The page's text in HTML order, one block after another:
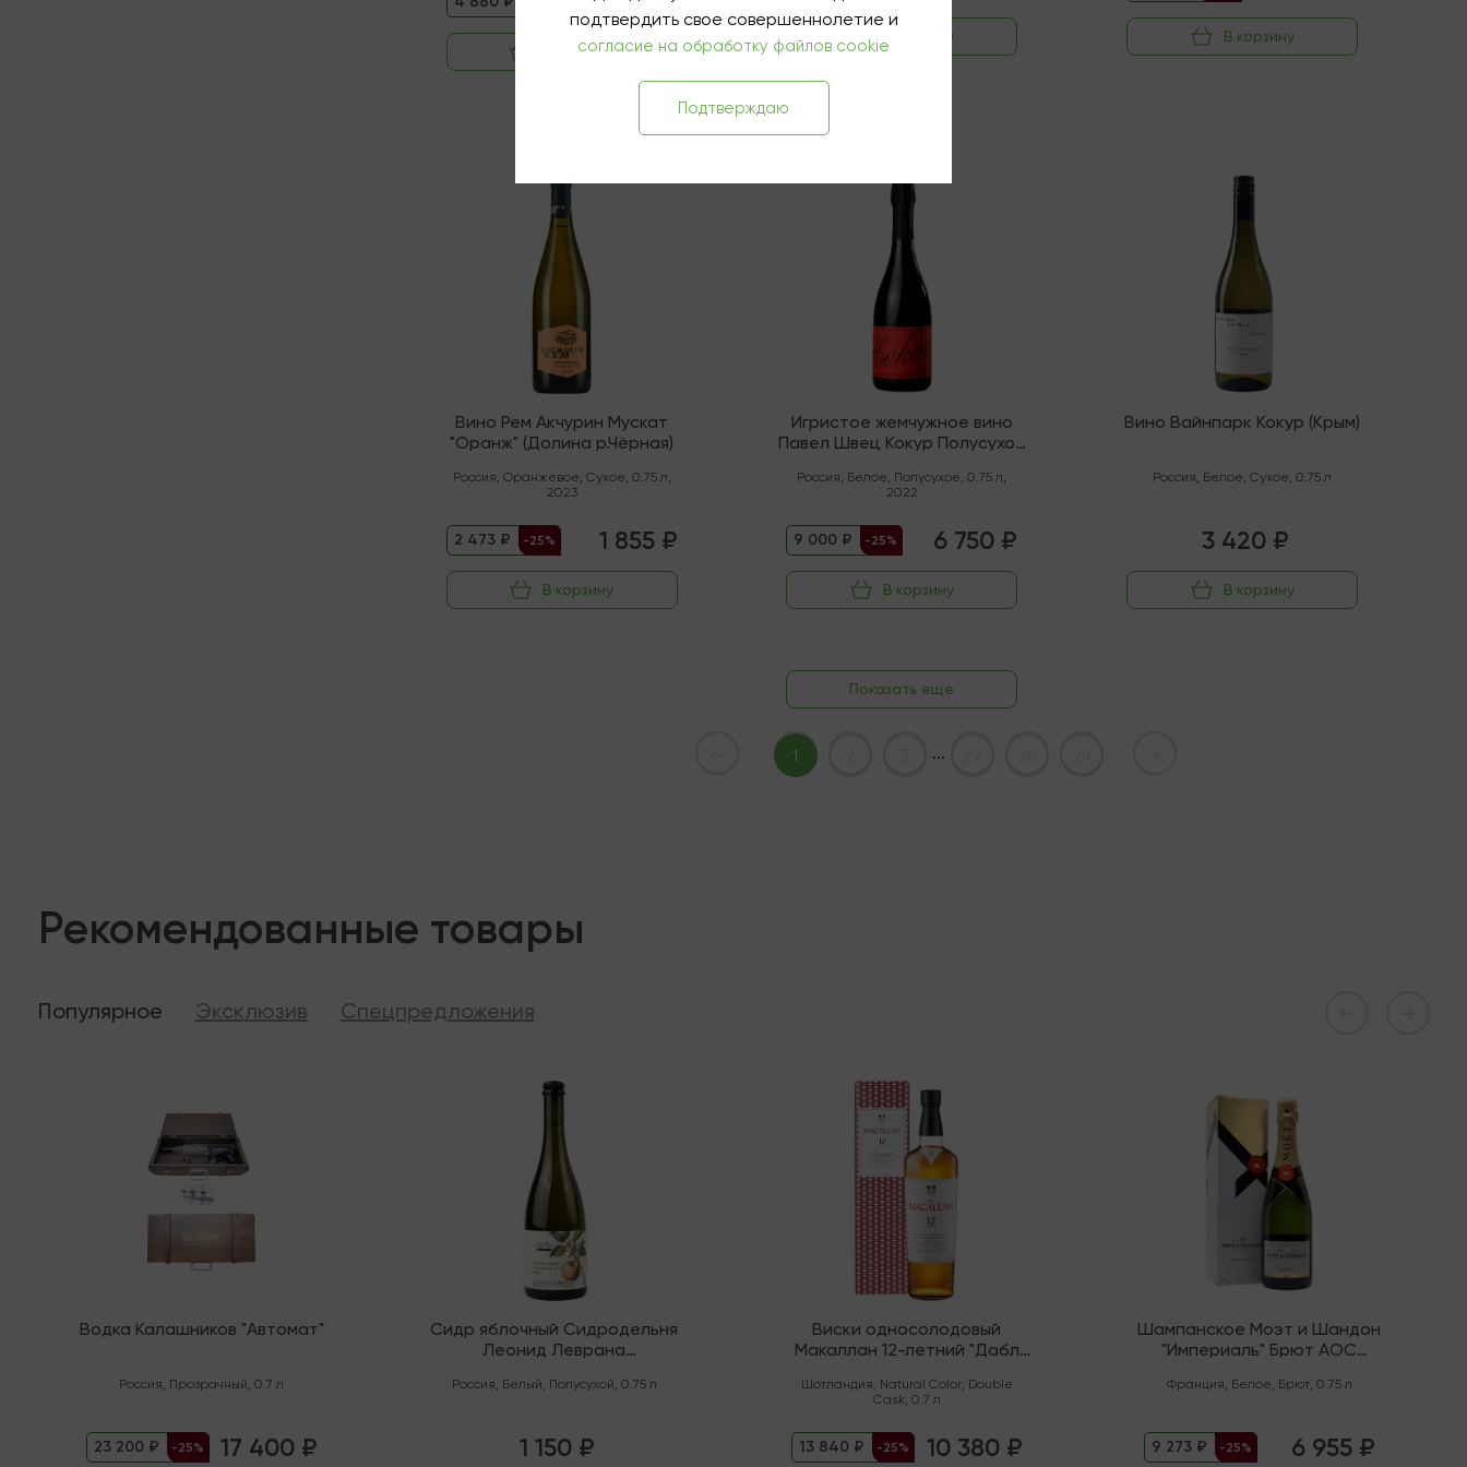
В корзину
В корзину В корзину
Вино Рем Акчурин Мускат
"Оранж" (Долина р.Чёрная)
Россия, Оранжевое, Сухое, 0.75 л,
2023
2 473 ₽ -25% 1 855 ₽
В корзину
Игристое жемчужное вино
Павел Швец Кокур Полусухое
Россия, Белое, Полусухое,0.75 л,
2022
9 000 ₽ -25% 6 750 ₽
В корзину
Вино Вайнпарк Кокур (Крым)
Россия, Белое,Сухое,0.75 л
3 420 ₽
В корзину
Показать еще
1 ...
Рекомендованные товары
Популярное Эксклюзив Спецпредложения
Водка Калашников "Автомат"
Россия, Прозрачный, 0.7 л
23 200 ₽ -25% 17 400 ₽
Сидр яблочный Сидродельня
Леонид Леврана
Россия, Белый, Полусухой, 0.75 л
1 150 ₽
Виски односолодовый
Макаллан 12-летний "Дабл
Шотландия, Natural Color, Double
Cask, 0.7 л
13 840 ₽ -25% 10 380 ₽
Шампанское Моэт и Шандон
"Империаль" Брют AOC
Франция, Белое, Брют, 0.75 л
9 273 ₽ -25% 6 955 ₽
подтвердить свое совершеннолетие и
согласие на обработку файлов cookie
Подтверждаю